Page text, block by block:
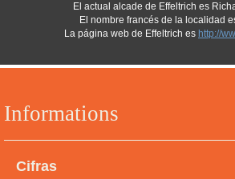
Informations
Cifras
El actual alcade de Effeltrich es
El nombre francés de la localidad
La página web de Effeltrich es http://